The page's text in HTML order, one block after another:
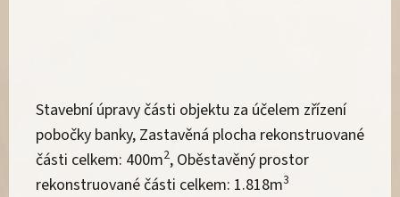
Stavební úpravy části objektu za účelem zřízení
pobočky banky, Zastavěná plocha rekonstruované
části celkem: 400m2, Oběstavěný prostor
rekonstruované části celkem: 1.818m3